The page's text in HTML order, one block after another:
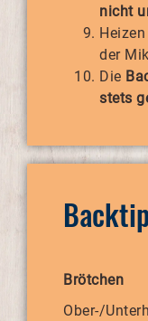
nicht
der
Die
stets
Brötchen
Ober-/